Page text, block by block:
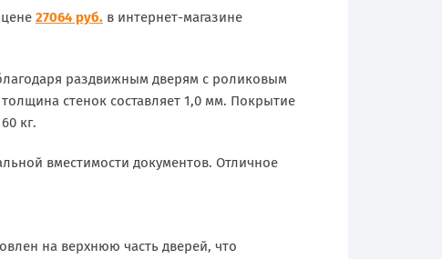
27064 руб. в интернет-магазине
раздвижным дверям с роликовым
стенок составляет 1,0 мм. Покрытие
кг.
вместимости документов. Отличное
на верхнюю часть дверей, что